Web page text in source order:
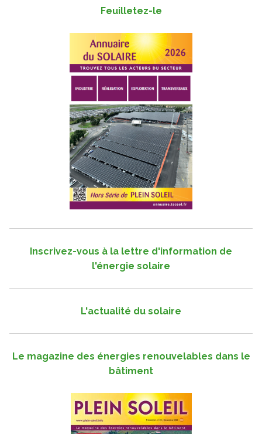
Feuilletez-le
Inscrivez-vous à la lettre d'information de
l'énergie solaire
L'actualité du solaire
Le magazine des énergies renouvelables dans le
bâtiment